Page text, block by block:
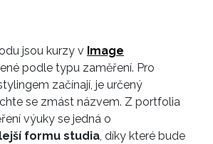
jsou kurzy v Image
podle typu zaměření. Pro
začínají, je určený
se zmást názvem. Z portfolia
výuky se jedná o
formu studia, díky které bude